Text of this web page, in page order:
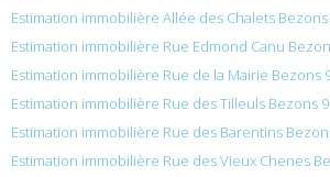
Estimation immobilière Allée des Chalets Bezons
Estimation immobilière Rue Edmond Canu
Estimation immobilière Rue de la Mairie Bezons
Estimation immobilière Rue des Tilleuls Bezons
Estimation immobilière Rue des Barentins
Estimation immobilière Rue des Vieux Chenes